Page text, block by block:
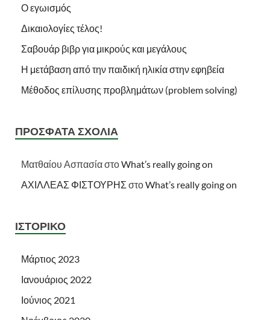
Ο εγωισμός
Δικαιολογίες τέλος!
Σαβουάρ βιβρ για μικρούς και μεγάλους
Η μετάβαση από την παιδική ηλικία στην εφηβεία
Μέθοδος επίλυσης προβλημάτων (problem solving)
ΠΡΌΣΦΑΤΑ ΣΧΌΛΙΑ
Ματθαίου ΑσπασίαστοWhat’s really going on
ΑΧΙΛΛΕΑΣ ΦΙΣΤΟΥΡΗΣ στοWhat’s really going on
ΙΣΤΟΡΙΚΌ
Μάρτιος 2023
Ιανουάριος 2022
Ιούνιος 2021